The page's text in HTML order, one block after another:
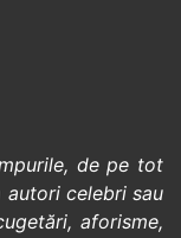
de pe tot
autori celebrisau
,aforisme,